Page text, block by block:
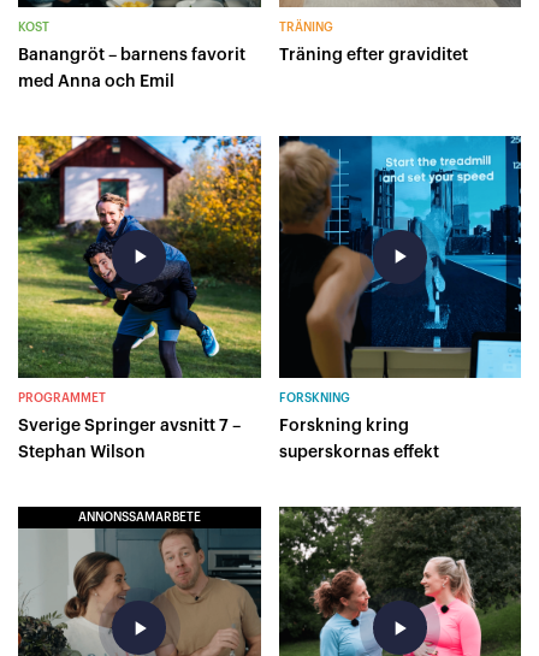
KOST
Banangröt – barnens favorit
med Anna och Emil
TRÄNING
Träning efter graviditet
play_arrow
PROGRAMMET
Sverige Springer avsnitt 7 –
Stephan Wilson
play_arrow
FORSKNING
Forskning kring
superskornas effekt
ANNONSSAMARBETE
play_arrow play_arrow